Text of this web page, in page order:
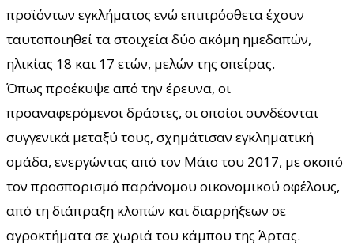
προϊόντων εγκλήματος ενώ επιπρόσθετα έχουν
ταυτοποιηθεί τα στοιχεία δύο ακόμη ημεδαπών,
ηλικίας 18 και 17 ετών, μελών της σπείρας.
Όπως προέκυψε από την έρευνα, οι
προαναφερόμενοι δράστες, οι οποίοι συνδέονται
συγγενικά μεταξύ τους, σχημάτισαν εγκληματική
ομάδα, ενεργώντας από τον Μάιο του 2017, με σκοπό
τον προσπορισμό παράνομου οικονομικού οφέλους,
από τη διάπραξη κλοπών και διαρρήξεων σε
αγροκτήματα σε χωριά του κάμπου της Άρτας.